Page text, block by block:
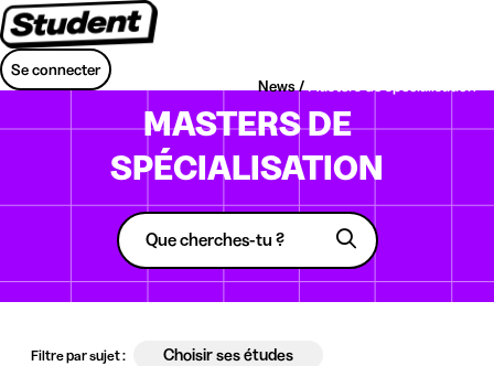
Se connecter
MASTERS DE
SPÉCIALISATION
News /Masters de spécialisation
Filtre par sujet :
Choisir ses études